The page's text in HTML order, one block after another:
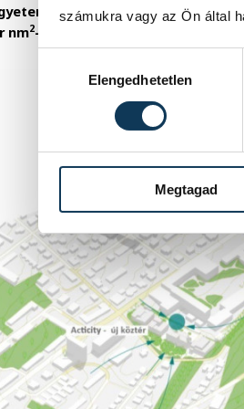
számukra vagy az Ön által
Elengedhetetlen
Megtagad
sportpályák kapnak helyet.
nm2-en a járdák, 1800 nm